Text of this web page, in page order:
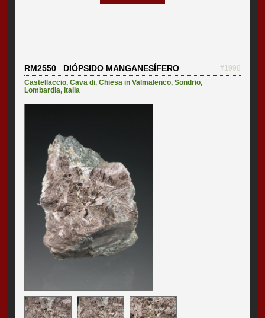
RM2550 DIÓPSIDO MANGANESÍFERO
#1998
Castellaccio, Cava di,Chiesa in Valmalenco,Sondrio,
Lombardia, Italia